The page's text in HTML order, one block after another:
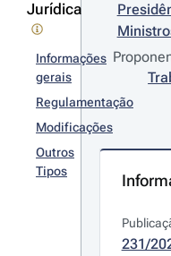
Jurídica
Informações
gerais
Regulamentação
Modificações
Outros
Tipos
231/